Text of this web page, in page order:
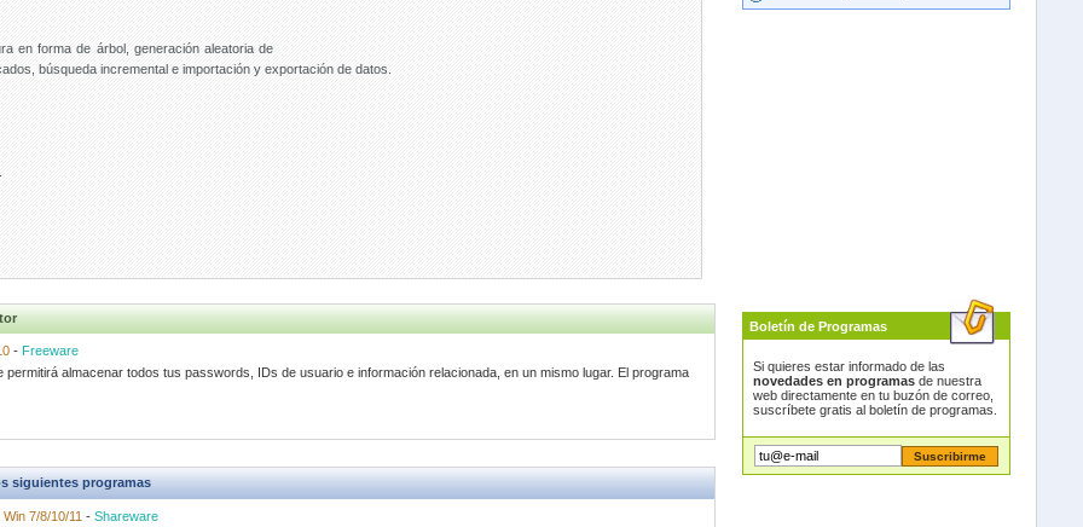
en forma de árbol, generación aleatoria de
búsqueda incremental e importación y exportación de datos.
- Freeware
permitirá almacenar todos tus passwords, IDs de usuario e información relacionada, en un mismo lugar. El programa
siguientes programas
Win 7/8/10/11 - Shareware
Boletín de Programas
Si quieres estar informado de las
novedades en programasde nuestra
web directamente en tu buzón de correo,
suscríbete gratis al boletín de programas.